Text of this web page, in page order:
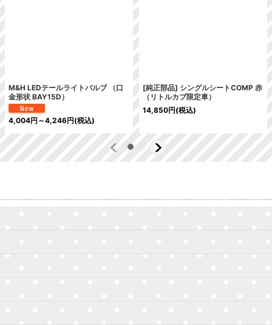
M&H LEDテールライトバルブ （口
金形状 BAY15D）
4,004円 ～4,246円(税込)
[純正部品] シングルシートCOMP 赤
（リトルカブ限定車）
14,850円(税込)